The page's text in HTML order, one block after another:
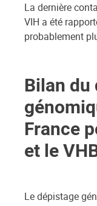
La dernière
VIH a été
probablement
Bilan du
France
et le
Le dépistage